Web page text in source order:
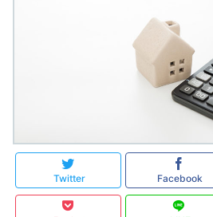
Twitter Facebook